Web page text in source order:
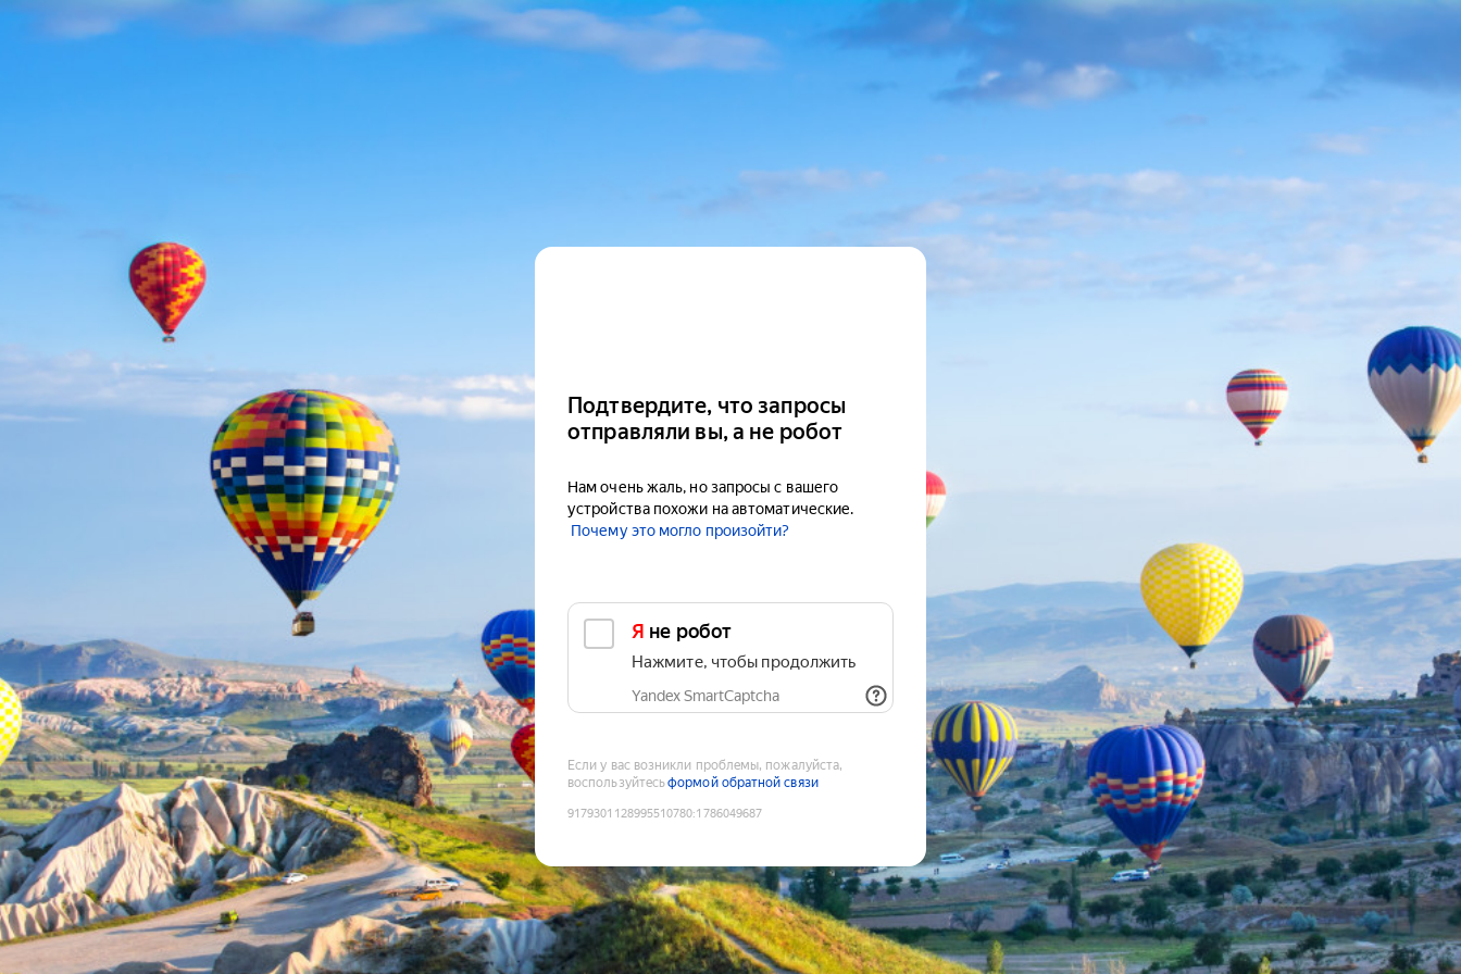
Подтвердите, что запросы
отправляли вы, а не робот
Нам очень жаль, но запросы с вашего
устройства похожи на автоматические.
Почему это могло произойти?
Я не робот
Нажмите, чтобы продолжить
Yandex SmartCaptcha
Если у вас возникли проблемы, пожалуйста,
воспользуйтесьформой обратной связи
9179301128995510780:1786049687